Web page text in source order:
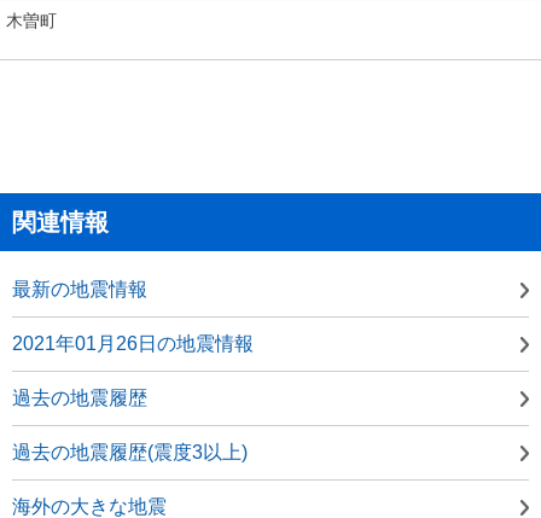
木曽町
関連情報
最新の地震情報
2021年01月26日の地震情報
過去の地震履歴
過去の地震履歴(震度3以上)
海外の大きな地震